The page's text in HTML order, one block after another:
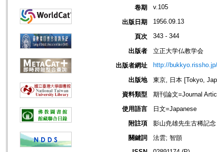
卷期
v.105
出版日期 1956.09.13
頁次 343 - 344
出版者
立正大学仏教学会
出版者網址
http://
出版地
東京, 日本 [Tokyo,
資料類型
期刊論文=Journal
使用語言
日文=Japanese
附註項
影山尭雄先生古稀記念
關鍵詞
法雲; 智顗